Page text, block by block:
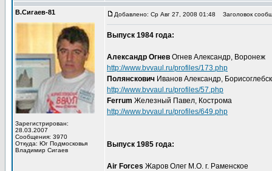
В.Сигаев-81
Зарегистрирован:
28.03.2007
Сообщения: 3970
Откуда: Юг Подмосковья
Владимир Сигаев
Добавлено: Ср Авг 27, 2008 01:48 Заголовок
Выпуск 1984 года:
Александр Огнев Огнев Александр, Воронеж
http://www.bvvaul.ru/profiles/173.php
Полянскович Иванов Александр, Борисоглебск
http://www.bvvaul.ru/profiles/57.php
Ferrum Железный Павел, Кострома
http://www.bvvaul.ru/profiles/649.php
Выпуск 1985 года:
Air Forces Жаров Олег М.О. г. Раменское